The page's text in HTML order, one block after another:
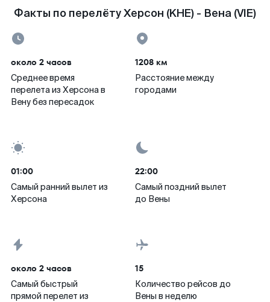
Факты по перелёту Херсон (KHE) - Вена (VIE)
около 2 часов
Среднее время
перелета из Херсона в
Вену без пересадок
1208 км
Расстояние между
городами
01:00
Самый ранний вылет из
Херсона
22:00
Самый поздний вылет
до Вены
около 2 часов
Самый быстрый
прямой перелет из
15
Количество рейсов до
Вены в неделю